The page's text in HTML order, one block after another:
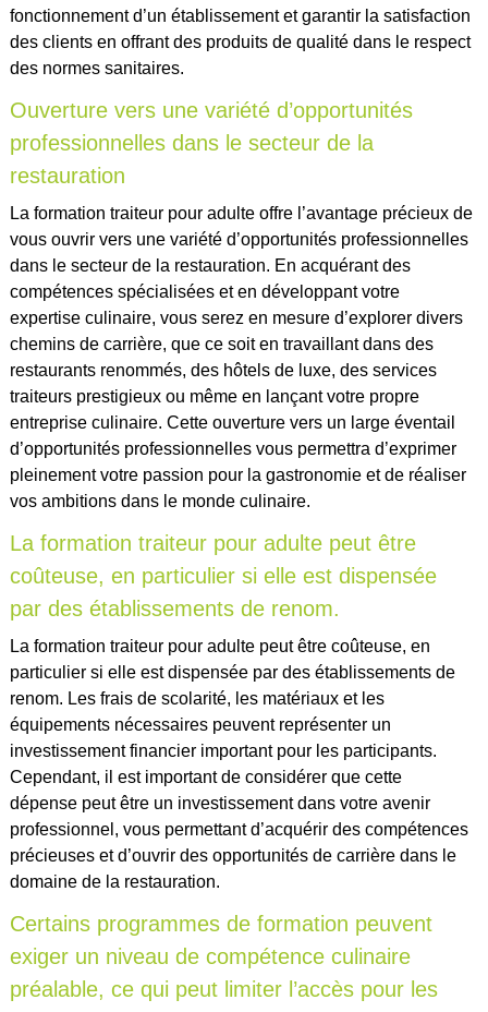
fonctionnement d’un établissement et garantir la satisfaction
des clients en offrant des produits de qualité dans le respect
des normes sanitaires.
Ouverture vers une variété d’opportunités
professionnelles dans le secteur de la
restauration
La formation traiteur pour adulte offre l’avantage précieux de
vous ouvrir vers une variété d’opportunités professionnelles
dans le secteur de la restauration. En acquérant des
compétences spécialisées et en développant votre
expertise culinaire, vous serez en mesure d’explorer divers
chemins de carrière, que ce soit en travaillant dans des
restaurants renommés, des hôtels de luxe, des services
traiteurs prestigieux ou même en lançant votre propre
entreprise culinaire. Cette ouverture vers un large éventail
d’opportunités professionnelles vous permettra d’exprimer
pleinement votre passion pour la gastronomie et de réaliser
vos ambitions dans le monde culinaire.
La formation traiteur pour adulte peut être
coûteuse, en particulier si elle est dispensée
par des établissements de renom.
La formation traiteur pour adulte peut être coûteuse, en
particulier si elle est dispensée par des établissements de
renom. Les frais de scolarité, les matériaux et les
équipements nécessaires peuvent représenter un
investissement financier important pour les participants.
Cependant, il est important de considérer que cette
dépense peut être un investissement dans votre avenir
professionnel, vous permettant d’acquérir des compétences
précieuses et d’ouvrir des opportunités de carrière dans le
domaine de la restauration.
Certains programmes de formation peuvent
exiger un niveau de compétence culinaire
préalable, ce qui peut limiter l’accès pour les